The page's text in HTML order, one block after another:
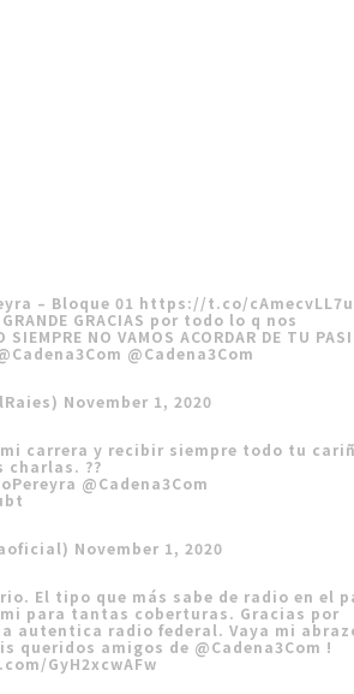
– Bloque 01 https://t.co/cAmecvLL7u
GRANDE GRACIAS por todo lo q nos
NO VAMOS ACORDAR DE TU
@Cadena3Com
November 1, 2020
carrera y recibir siempre todo tu
charlas. ??
@Cadena3Com
November 1, 2020
El tipo que más sabe de radio en el
para tantas coberturas. Gracias por
autentica radio federal. Vaya mi
queridos amigos de @Cadena3Com !
GyH2xcwAFw